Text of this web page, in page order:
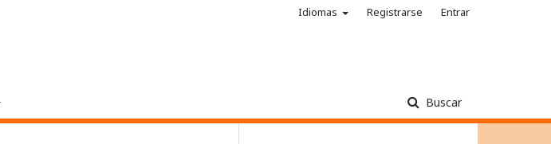
Buscar
Idiomas Registrarse Entrar